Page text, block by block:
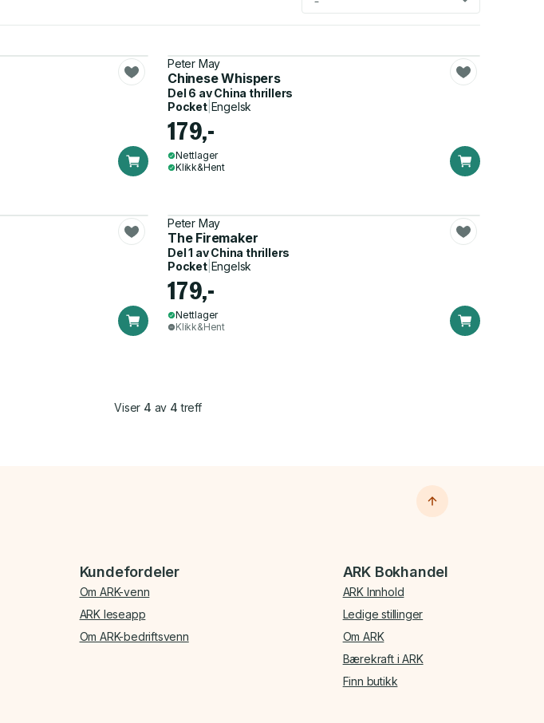
Peter May
Chinese Whispers
Del 6 avChina thrillers
Pocket| Engelsk
179,-
Nettlager
Klikk&Hent
Peter May
The Firemaker
Del 1 avChina thrillers
Pocket| Engelsk
179,-
Nettlager
Klikk&Hent
Viser 4 av 4 treff
Kundefordeler
Om ARK-venn
ARK leseapp
Om ARK-bedriftsvenn
ARK Bokhandel
ARK Innhold
Ledige stillinger
Om ARK
Bærekraft i ARK
Finn butikk